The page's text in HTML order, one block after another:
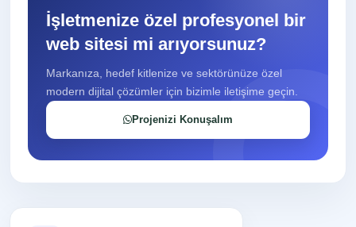
İşletmenize özel profesyonel bir
web sitesi mi arıyorsunuz?
Markanıza, hedef kitlenize ve sektörünüze özel
modern dijital çözümler için bizimle iletişime geçin.
Projenizi Konuşalım